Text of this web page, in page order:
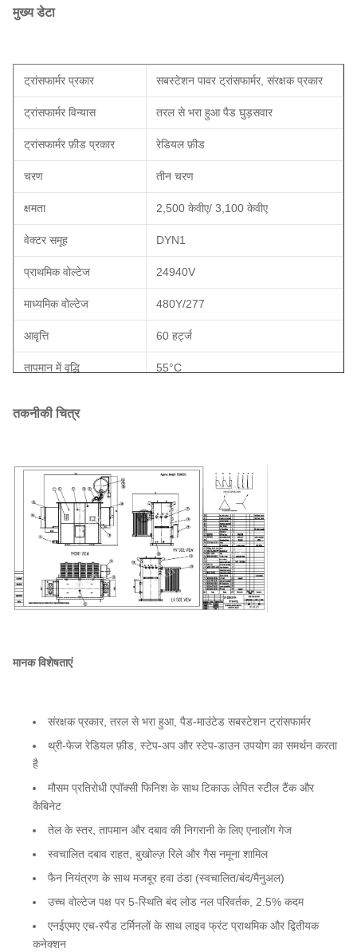
मुख्य डेटा
ट्रांसफार्मर प्रकार सबस्टेशन पावर ट्रांसफार्मर, संरक्षक प्रकार
ट्रांसफार्मर विन्यास तरल से भरा हुआ पैड घुड़सवार
ट्रांसफार्मर फ़ीड प्रकार रेडियल फ़ीड
चरण तीन चरण
क्षमता 2,500 केवीए/ 3,100 केवीए
वेक्टर समूह DYN1
प्राथमिक वोल्टेज 24940V
माध्यमिक वोल्टेज 480Y/277
आवृत्ति 60 हर्ट्ज
तापमान में वृद्धि 55°C
ANSI/IEEE मानकों को पूरा करता है
घुमावदार सामग्री तांबा
परिवेश तापमान रेटिंग 40°C
परिवेश परिचालन तापमान
-40°C से +40°C (-50°F से +104°F)
तकनीकी चित्र
मानक विशेषताएं
संरक्षक प्रकार, तरल से भरा हुआ, पैड-माउंटेड सबस्टेशन ट्रांसफार्मर
थ्री-फेज रेडियल फ़ीड, स्टेप-अप और स्टेप-डाउन उपयोग का समर्थन करता
है
मौसम प्रतिरोधी एपॉक्सी फिनिश के साथ टिकाऊ लेपित स्टील टैंक और
कैबिनेट
तेल के स्तर, तापमान और दबाव की निगरानी के लिए एनालॉग गेज
स्वचालित दबाव राहत, बुखोल्ज़ रिले और गैस नमूना शामिल
फैन नियंत्रण के साथ मजबूर हवा ठंडा (स्वचालित/बंद/मैनुअल)
उच्च वोल्टेज पक्ष पर 5-स्थिति बंद लोड नल परिवर्तक, 2.5% कदम
एनईएमए एच-स्पैड टर्मिनलों के साथ लाइव फ्रंट प्राथमिक और द्वितीयक
कनेक्शन